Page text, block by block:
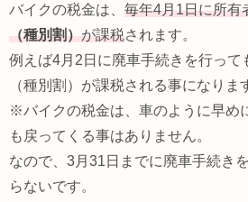
バイクの税金は、 毎年4月1日に所有
（種別割）が課税されます。
例えば4月2日に廃車手続きを行って
（種別割）が課税される事になりま
※バイクの税金は、車のように早め
も戻ってくる事はありません。
なので、3月31日までに廃車手続き
らないです。